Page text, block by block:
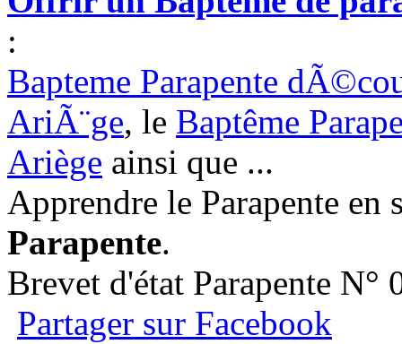
:
Bapteme Parapente
AriÃ¨ge, le Baptême
Ariège ainsi que ...
Apprendre le Parapente en
Parapente.
Brevet d'état Parapente N°
Partager sur Facebook